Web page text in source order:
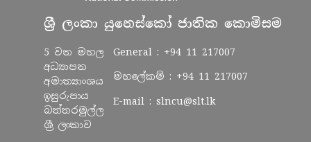
ශ්‍රී ලංකා යුනෙස්කෝ ජාතික කොමිසම
5 වන මහල
අධ්‍යාපන
අමාත්‍යාංශය
ඉසුරුපාය
බත්තරමුල්ල
ශ්‍රී ලංකාව
General : +94 11 217007
මහලේකම් : +94 11 217007
E-mail : slncu@slt.lk